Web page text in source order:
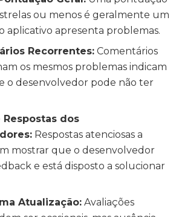
ou menos é geralmente um
aplicativo apresenta problemas.
Recorrentes: Comentários
os mesmos problemas indicam
o desenvolvedor pode não ter
dos
Respostas atenciosas a
mostrar que o desenvolvedor
e está disposto a solucionar
Atualização: Avaliações